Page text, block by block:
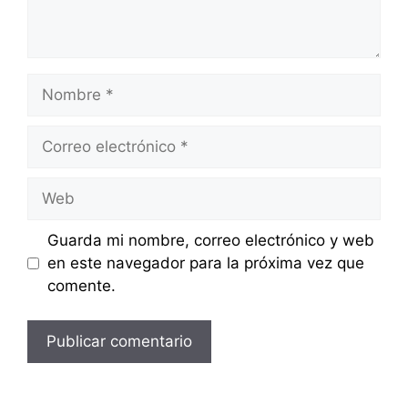
electrónico
Guarda mi nombre, correo electrónico y web
en este navegador para la próxima vez que
comente.